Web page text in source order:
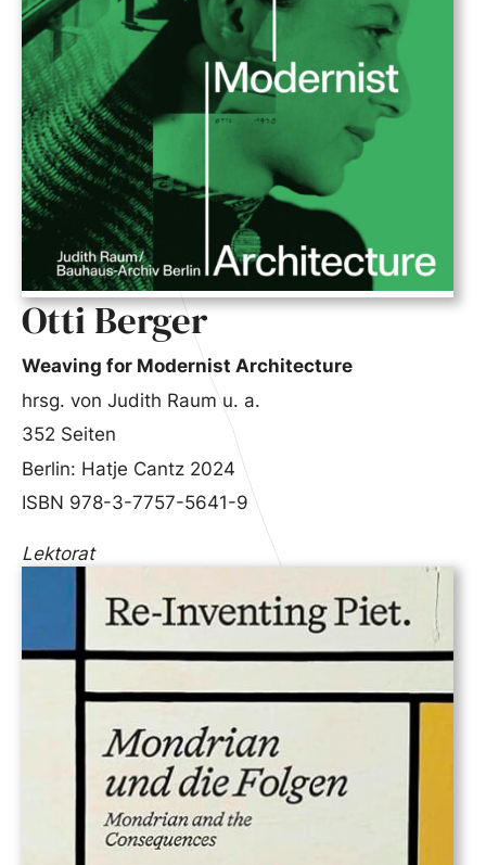
Otti Berger
Weaving for Modernist Architecture
hrsg. von Judith Raum u. a.
352 Seiten
Berlin: Hatje Cantz 2024
ISBN 978-3-7757-5641-9
Lektorat